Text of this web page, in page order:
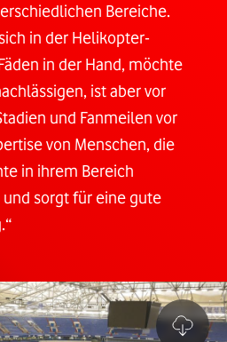
Bereiche.
in der Helikopter-
in der Hand, möchte
ist aber vor
und Fanmeilen vor
von Menschen, die
in ihrem Bereich
sorgt für eine gute